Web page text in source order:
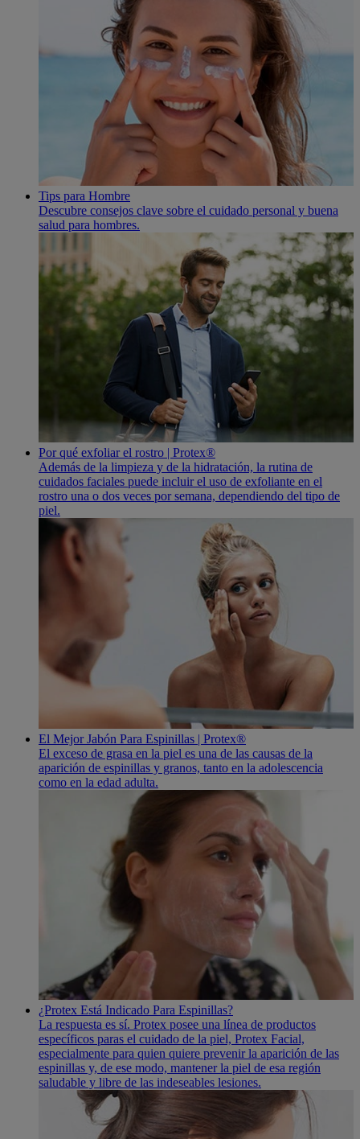
Tips para Hombre
Descubre consejos clave sobre el cuidado personal y buena
salud para hombres.
Por qué exfoliar el rostro | Protex®
Además de la limpieza y de la hidratación, la rutina de
cuidados faciales puede incluir el uso de exfoliante en el
rostro una o dos veces por semana, dependiendo del tipo de
piel.
El Mejor Jabón Para Espinillas | Protex®
El exceso de grasa en la piel es una de las causas de la
aparición de espinillas y granos, tanto en la adolescencia
como en la edad adulta.
¿Protex Está Indicado Para Espinillas?
La respuesta es sí­. Protex posee una lí­nea de productos
especí­ficos paras el cuidado de la piel, Protex Facial,
especialmente para quien quiere prevenir la aparición de las
espinillas y, de ese modo, mantener la piel de esa región
saludable y libre de las indeseables lesiones.